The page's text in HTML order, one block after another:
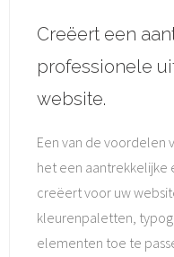
Creëert een
professionele
website.
Een van de voordelen
het een aantrekkelijke
creëert voor uw
kleurenpaletten,
elementen toe te